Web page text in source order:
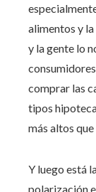
alimentos y
y la gente lo
comprar las
tipos
más altos que
Y luego está
polarización